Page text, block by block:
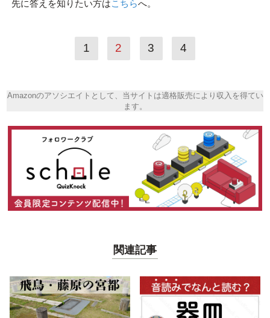
先に答えを知りたい方はこちらへ。
1 2 3 4
Amazonのアソシエイトとして、当サイトは適格販売により収入を得てい
ます。
関連記事